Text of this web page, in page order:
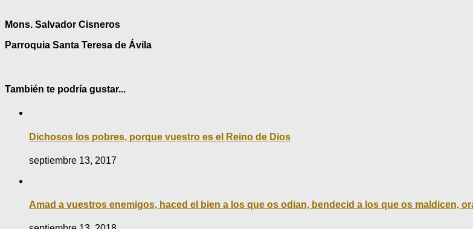
Mons. Salvador Cisneros
Parroquia Santa Teresa de Ávila
También te podría gustar...
Dichosos los pobres, porque vuestro es el Reino de Dios
septiembre 13, 2017
Amad a vuestros enemigos, haced el bien a los que os odian, bendecid a los que os maldicen,